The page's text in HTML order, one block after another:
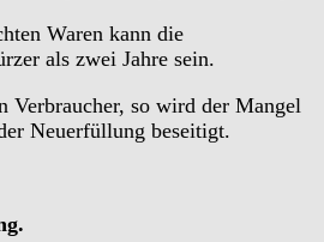
Waren kann die
als zwei Jahre sein.
Verbraucher, so wird der Mangel
Neuerfüllung beseitigt.